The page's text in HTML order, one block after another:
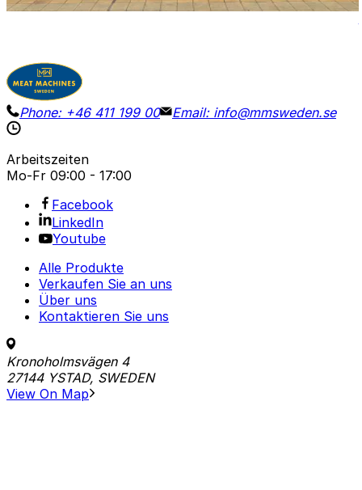
Preisanfrage
Phone: +46 411 199 00 Email: info@mmsweden.se
Arbeitszeiten
Mo-Fr 09:00 - 17:00
Facebook
LinkedIn
Youtube
Alle Produkte
Verkaufen Sie an uns
Über uns
Kontaktieren Sie uns
Kronoholmsvägen 4
27144 YSTAD, SWEDEN
View On Map